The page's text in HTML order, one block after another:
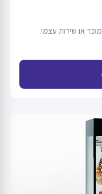
או שירות עצמי.